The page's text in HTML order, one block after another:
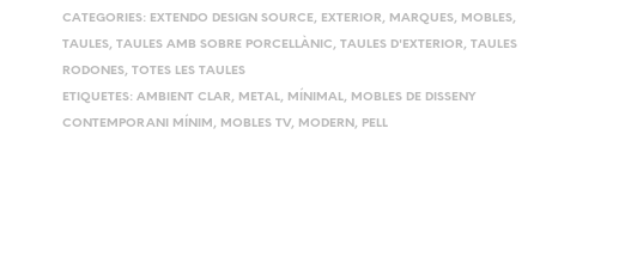
CATEGORIES: EXTENDO DESIGN SOURCE, EXTERIOR, MARQUES, MOBLES,
TAULES, TAULES AMB SOBRE PORCELLÀNIC, TAULES D'EXTERIOR, TAULES
RODONES, TOTES LES TAULES
ETIQUETES: AMBIENT CLAR, METAL, MÍNIMAL, MOBLES DE DISSENY
CONTEMPORANI MÍNIM , MOBLES TV, MODERN , PELL